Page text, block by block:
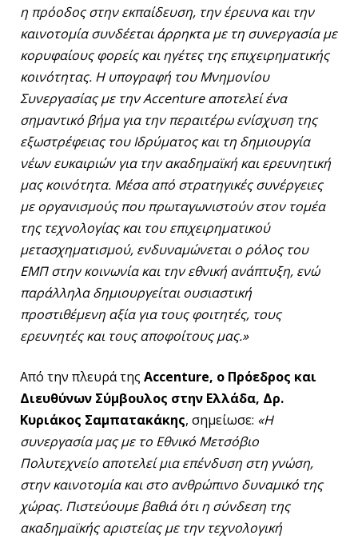
η πρόοδος στην εκπαίδευση, την έρευνα και την
καινοτομία συνδέεται άρρηκτα με τη συνεργασία με
κορυφαίους φορείς και ηγέτες της επιχειρηματικής
κοινότητας. Η υπογραφή του Μνημονίου
Συνεργασίας με την Accenture αποτελεί ένα
σημαντικό βήμα για την περαιτέρω ενίσχυση της
εξωστρέφειας του Ιδρύματος και τη δημιουργία
νέων ευκαιριών για την ακαδημαϊκή και ερευνητική
μας κοινότητα. Μέσα από στρατηγικές συνέργειες
με οργανισμούς που πρωταγωνιστούν στον τομέα
της τεχνολογίας και του επιχειρηματικού
μετασχηματισμού, ενδυναμώνεται ο ρόλος του
ΕΜΠ στην κοινωνία και την εθνική ανάπτυξη, ενώ
παράλληλα δημιουργείται ουσιαστική
προστιθέμενη αξία για τους φοιτητές, τους
ερευνητές και τους αποφοίτους μας.»
Από την πλευρά της Accenture, ο Πρόεδρος και
Διευθύνων Σύμβουλος στην Ελλάδα, Δρ.
Κυριάκος Σαμπατακάκης, σημείωσε: «Η
συνεργασία μας με το Εθνικό Μετσόβιο
Πολυτεχνείο αποτελεί μια επένδυση στη γνώση,
στην καινοτομία και στο ανθρώπινο δυναμικό της
χώρας. Πιστεύουμε βαθιά ότι η σύνδεση της
ακαδημαϊκής αριστείας με την τεχνολογική